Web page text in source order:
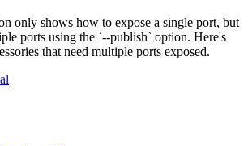
only shows how to expose a single port, but
ports using the `--publish` option. Here's
that need multiple ports exposed.